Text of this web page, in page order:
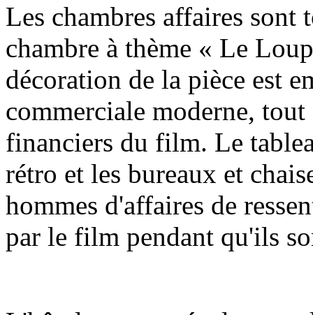
Les chambres affaires sont
chambre à thème « Le
décoration de la pièce est
commerciale moderne,
financiers du film. Le
rétro et les bureaux et
hommes d'affaires de
par le film pendant qu'ils